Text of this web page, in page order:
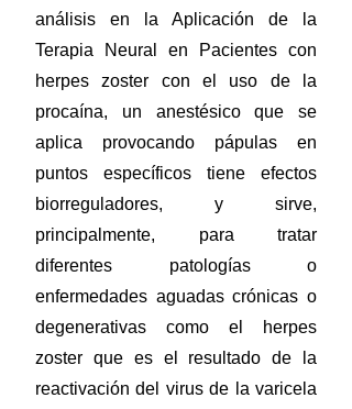
análisis en la Aplicación de la
Terapia Neural en Pacientes con
herpes zoster con el uso de la
procaína, un anestésico que se
aplica provocando pápulas en
puntos específicos tiene efectos
biorreguladores, y sirve,
principalmente, para tratar
diferentes patologías o
enfermedades aguadas crónicas o
degenerativas como el herpes
zoster que es el resultado de la
reactivación del virus de la varicela